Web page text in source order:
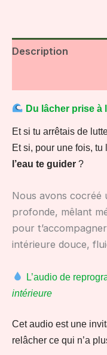
Description
Du lâcher prise à
Et si tu arrêtais de
Et si, pour une fois,
l’eau te guider ?
Nous avons cocréé
profonde, mêlant
pour
intérieure douce,
L’audio de
intérieure
Cet audio est une
relâcher ce qui n’a